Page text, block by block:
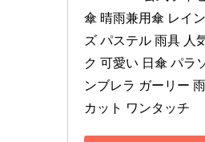
傘 晴雨兼用傘 レイ
ズ パステル 雨具 人
ク 可愛い 日傘 パラ
ンブレラ ガーリー
カット ワンタッチ